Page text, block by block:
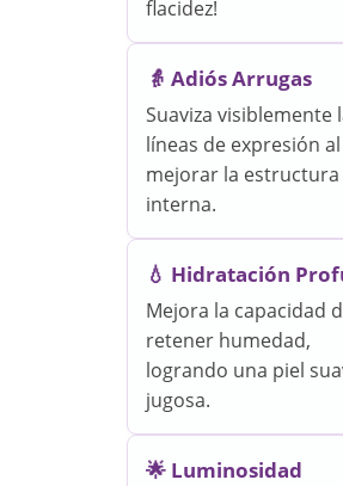
flacidez!
👵 Adiós Arrugas
Suaviza visiblemente
líneas de expresión al
mejorar la estructura
interna.
💧 Hidratación
Mejora la capacidad
retener humedad,
logrando una piel
jugosa.
🌟 Luminosidad